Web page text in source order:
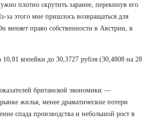
плотно скрутить заранее, перекинув его
за этого мне пришлось возвращаться для
меняет право собственности в Австрии, в
10,81 копейки до 30,3727 рубля (30,4808 на 28
британской экономики —
жилья, менее драматические потери
спада производства и небольшой рост в